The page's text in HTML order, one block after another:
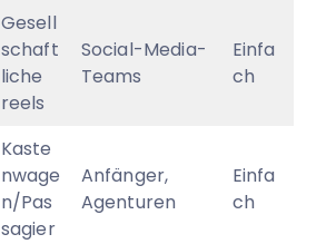
Gesell
schaft
liche
reels
Social-Media-
Teams
Einfa
ch
Kaste
nwage
n/Pas
sagier
Anfänger,
Agenturen
Einfa
ch